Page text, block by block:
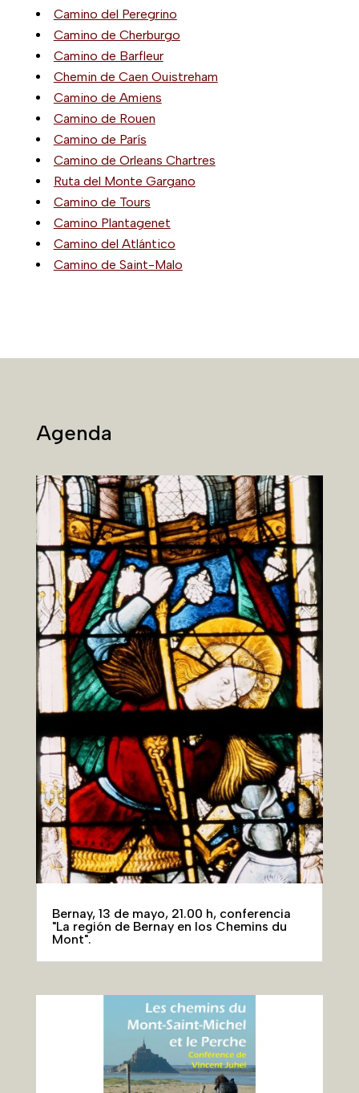
Camino del Peregrino
Camino de Cherburgo
Camino de Barfleur
Chemin de Caen Ouistreham
Camino de Amiens
Camino de Rouen
Camino de París
Camino de Orleans Chartres
Ruta del Monte Gargano
Camino de Tours
Camino Plantagenet
Camino del Atlántico
Camino de Saint-Malo
Agenda
Bernay, 13 de mayo, 21.00 h, conferencia
"La región de Bernay en los Chemins du
Mont".